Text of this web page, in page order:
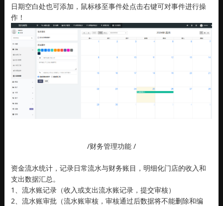
日期空白处也可添加，鼠标移至事件处点击右键可对事件进行操
作！
/财务管理功能 /
资金流水统计，记录日常流水与财务账目，明细化门店的收入和
支出数据汇总。
1、流水账记录（收入或支出流水账记录，提交审核）
2、流水账审批（流水账审核，审核通过后数据将不能删除和编